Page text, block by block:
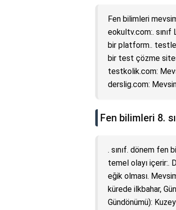
Fen bilimleri
eokultv.com:.
bir platform..
bir test çözme
testkolik.com:
derslig.com:
Fen bilimleri 8.
. sınıf. dönem fen
temel olayı içerir:.
eğik olması.
kürede ilkbahar,
Gündönümü):